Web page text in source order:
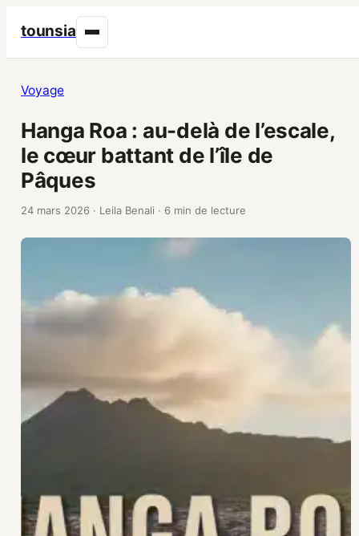
tounsia
Voyage
Hanga Roa : au-delà de l’escale,
le cœur battant de l’île de
Pâques
24 mars 2026 · Leila Benali · 6 min de lecture